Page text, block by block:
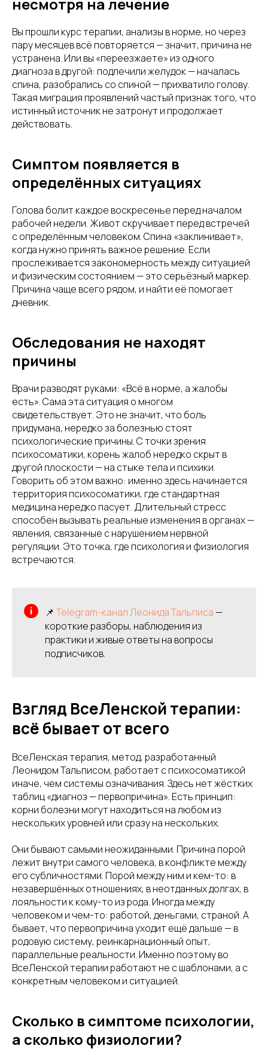
несмотря на лечение
Вы прошли курс терапии, анализы в норме, но через
пару месяцев всё повторяется — значит, причина не
устранена. Или вы «переезжаете» из одного
диагноза в другой: подлечили желудок — началась
спина, разобрались со спиной — прихватило голову.
Такая миграция проявлений частый признак того, что
истинный источник не затронут и продолжает
действовать.
Симптом появляется в
определённых ситуациях
Голова болит каждое воскресенье перед началом
рабочей недели. Живот скручивает перед встречей
с определённым человеком. Спина «заклинивает»,
когда нужно принять важное решение. Если
прослеживается закономерность между ситуацией
и физическим состоянием — это серьёзный маркер.
Причина чаще всего рядом, и найти её помогает
дневник.
Обследования не находят
причины
Врачи разводят руками: «Всё в норме, а жалобы
есть». Сама эта ситуация о многом
свидетельствует. Это не значит, что боль
придумана, нередко за болезнью стоят
психологические причины. С точки зрения
психосоматики, корень жалоб нередко скрыт в
другой плоскости — на стыке тела и психики.
Говорить об этом важно: именно здесь начинается
территория психосоматики, где стандартная
медицина нередко пасует. Длительный стресс
способен вызывать реальные изменения в органах —
явления, связанные с нарушением нервной
регуляции. Это точка, где психология и физиология
встречаются.
📌 Telegram-канал Леонида Тальписа —
короткие разборы, наблюдения из
практики и живые ответы на вопросы
подписчиков.
Взгляд ВсеЛенской терапии:
всё бывает от всего
ВсеЛенская терапия, метод, разработанный
Леонидом Тальписом, работает с психосоматикой
иначе, чем системы означивания. Здесь нет жёстких
таблиц «диагноз — первопричина». Есть принцип:
корни болезни могут находиться на любом из
нескольких уровней или сразу на нескольких.
Они бывают самыми неожиданными. Причина порой
лежит внутри самого человека, в конфликте между
его субличностями. Порой между ним и кем-то: в
незавершённых отношениях, в неотданных долгах, в
лояльности к кому-то из рода. Иногда между
человеком и чем-то: работой, деньгами, страной. А
бывает, что первопричина уходит ещё дальше — в
родовую систему, реинкарнационный опыт,
параллельные реальности. Именно поэтому во
ВсеЛенской терапии работают не с шаблонами, а с
конкретным человеком и ситуацией.
Сколько в симптоме психологии,
а сколько физиологии?